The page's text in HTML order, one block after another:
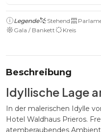
Legende Stehend
Gala / Bankett
Kreis
Beschreibung
Idyllische Lage
In der malerischen Idylle
Hotel Waldhaus Prieros.
atemberaubendes